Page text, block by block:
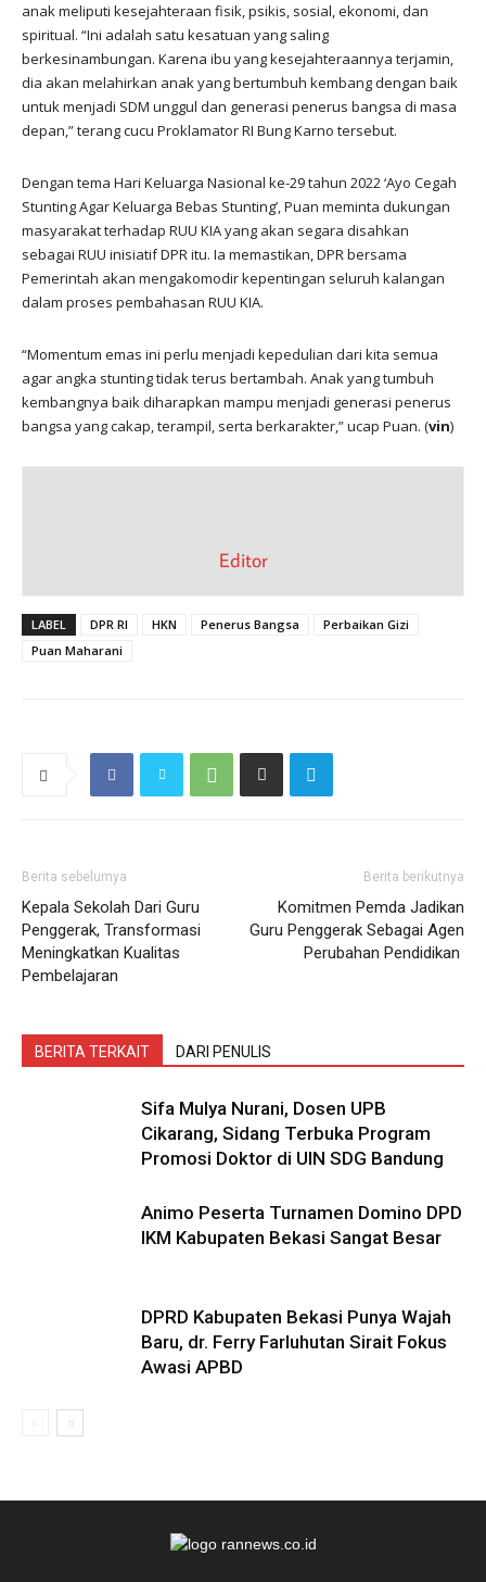
anak meliputi kesejahteraan fisik, psikis, sosial, ekonomi, dan
spiritual. “Ini adalah satu kesatuan yang saling
berkesinambungan. Karena ibu yang kesejahteraannya terjamin,
dia akan melahirkan anak yang bertumbuh kembang dengan baik
untuk menjadi SDM unggul dan generasi penerus bangsa di masa
depan,” terang cucu Proklamator RI Bung Karno tersebut.
Dengan tema Hari Keluarga Nasional ke-29 tahun 2022 ‘Ayo Cegah
Stunting Agar Keluarga Bebas Stunting’, Puan meminta dukungan
masyarakat terhadap RUU KIA yang akan segara disahkan
sebagai RUU inisiatif DPR itu. Ia memastikan, DPR bersama
Pemerintah akan mengakomodir kepentingan seluruh kalangan
dalam proses pembahasan RUU KIA.
“Momentum emas ini perlu menjadi kepedulian dari kita semua
agar angka stunting tidak terus bertambah. Anak yang tumbuh
kembangnya baik diharapkan mampu menjadi generasi penerus
bangsa yang cakap, terampil, serta berkarakter,” ucap Puan. (vin)
Editor
LABEL DPR RI HKN Penerus Bangsa
Perbaikan Gizi
Puan Maharani
Berita sebelumya
Kepala Sekolah Dari Guru
Penggerak, Transformasi
Meningkatkan Kualitas
Pembelajaran
Berita berikutnya
Komitmen Pemda Jadikan
Guru Penggerak Sebagai Agen
Perubahan Pendidikan
BERITA TERKAIT DARI PENULIS
Sifa Mulya Nurani, Dosen UPB
Cikarang, Sidang Terbuka Program
Promosi Doktor di UIN SDG Bandung
Animo Peserta Turnamen Domino DPD
IKM Kabupaten Bekasi Sangat Besar
DPRD Kabupaten Bekasi Punya Wajah
Baru, dr. Ferry Farluhutan Sirait Fokus
Awasi APBD